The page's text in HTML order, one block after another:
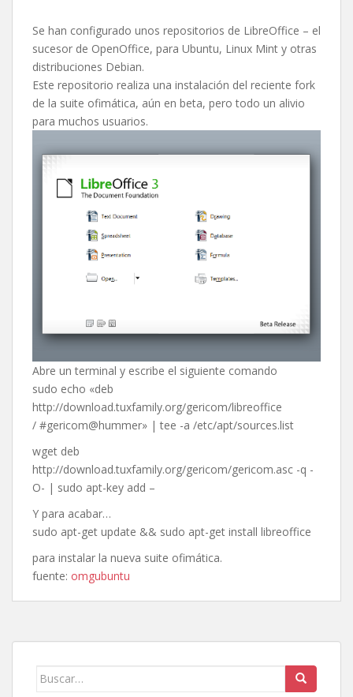
Se han configurado unos repositorios de LibreOffice – el
sucesor de OpenOffice, para Ubuntu, Linux Mint y otras
distribuciones Debian.
Este repositorio realiza una instalación del reciente fork
de la suite ofimática, aún en beta, pero todo un alivio
para muchos usuarios.
Abre un terminal y escribe el siguiente comando
sudo echo «deb
http://download.tuxfamily.org/gericom/libreoffice
/ #gericom@hummer» | tee -a /etc/apt/sources.list
wget deb
http://download.tuxfamily.org/gericom/gericom.asc -q -
O- | sudo apt-key add –
Y para acabar…
sudo apt-get update && sudo apt-get install libreoffice
para instalar la nueva suite ofimática.
fuente: omgubuntu
Buscar: